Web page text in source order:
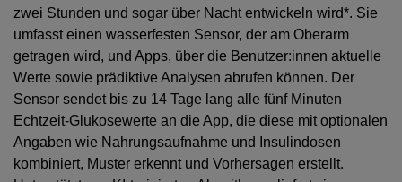
zwei Stunden und sogar über Nacht entwickeln wird*. Sie
umfasst einen wasserfesten Sensor, der am Oberarm
getragen wird, und Apps, über die Benutzer:innen aktuelle
Werte sowie prädiktive Analysen abrufen können. Der
Sensor sendet bis zu 14 Tage lang alle fünf Minuten
Echtzeit-Glukosewerte an die App, die diese mit optionalen
Angaben wie Nahrungsaufnahme und Insulindosen
kombiniert, Muster erkennt und Vorhersagen erstellt.